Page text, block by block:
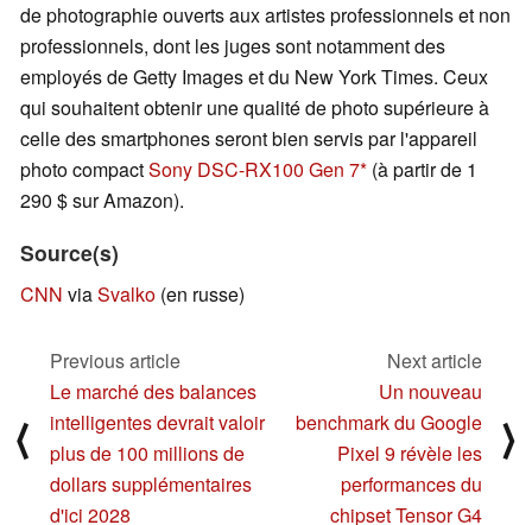
de photographie ouverts aux artistes professionnels et non
professionnels, dont les juges sont notamment des
employés de Getty Images et du New York Times. Ceux
qui souhaitent obtenir une qualité de photo supérieure à
celle des smartphones seront bien servis par l'appareil
photo compactSony DSC-RX100 Gen 7 (à partir de 1
290 $ sur Amazon).
Source(s)
CNN viaSvalko (en russe)
⟨
Previous article
Le marché des balances
intelligentes devrait valoir
plus de 100 millions de
dollars supplémentaires
d'ici 2028
Next article
Un nouveau
benchmark du Google
Pixel 9 révèle les
performances du
chipset Tensor G4
⟩